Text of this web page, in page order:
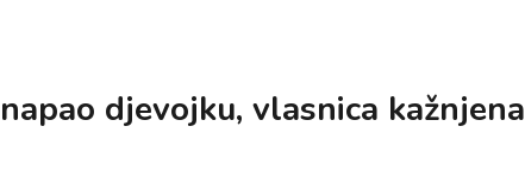
djevojku, vlasnica kažnjena